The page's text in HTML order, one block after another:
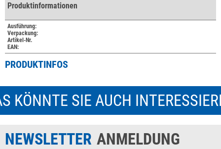
Produktinformationen
Ausführung:
Verpackung:
Artikel-Nr.
EAN:
PRODUKTINFOS
KÖNNTE SIE AUCH
NEWSLETTER ANMELDUNG